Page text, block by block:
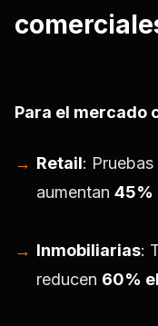
Para el mercado
Retail:
aumentan 45%
Inmobiliarias:
reducen 60%